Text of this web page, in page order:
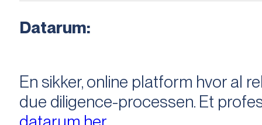
Datarum:
En sikker, online platform hvor al
due diligence-processen. Et